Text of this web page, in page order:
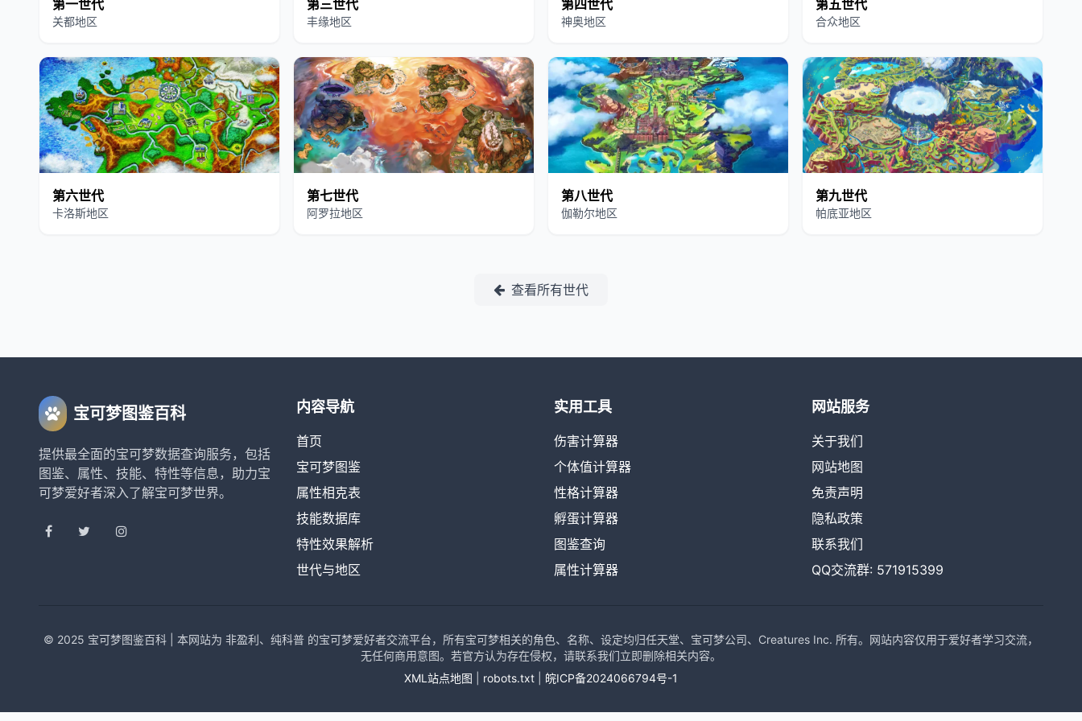
第一世代
关都地区
第三世代
丰缘地区
第四世代
神奥地区
第五世代
合众地区
第六世代
卡洛斯地区
第七世代
阿罗拉地区
第八世代
伽勒尔地区
第九世代
帕底亚地区
查看所有世代
宝可梦图鉴百科
提供最全面的宝可梦数据查询服务，包括
图鉴、属性、技能、特性等信息，助力宝
可梦爱好者深入了解宝可梦世界。
内容导航
首页
宝可梦图鉴
属性相克表
技能数据库
特性效果解析
世代与地区
实用工具
伤害计算器
个体值计算器
性格计算器
孵蛋计算器
图鉴查询
属性计算器
网站服务
关于我们
网站地图
免责声明
隐私政策
联系我们
QQ交流群: 571915399
© 2025 宝可梦图鉴百科 | 本网站为 非盈利、纯科普 的宝可梦爱好者交流平台，所有宝可梦相关的角色、名称、设定均归任天堂、宝可梦公司、Creatures Inc. 所有。网站内容仅用于爱好者学习交流，
无任何商用意图。若官方认为存在侵权，请联系我们立即删除相关内容。
XML站点地图
robots.txt 皖ICP备2024066794号-1